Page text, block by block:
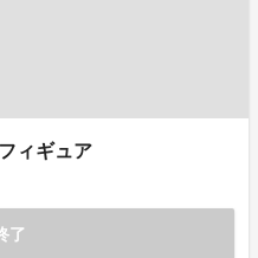
ィギュア
了